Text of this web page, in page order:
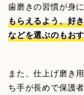
歯磨きの習慣が身
もらえるよう、好
などを選ぶのもお
また、仕上げ磨き
ち手が長めで保護